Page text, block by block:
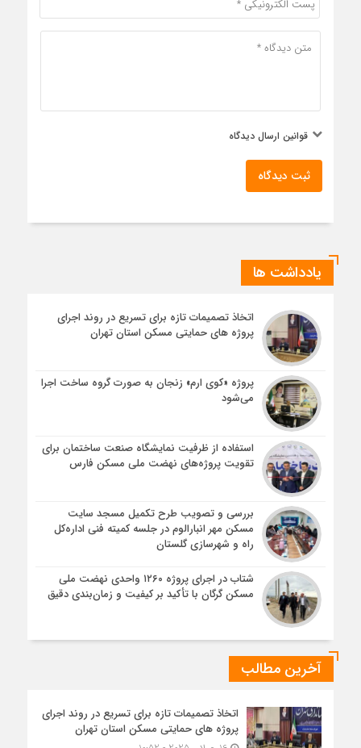
قوانین ارسال دیدگاه
ثبت دیدگاه
یادداشت ها
اتخاذ تصمیمات تازه برای تسریع در روند اجرای
پروژه های حمایتی مسکن استان تهران
پروژه «کوی ارم» زنجان به صورت گروه ساخت اجرا
می‌شود
استفاده از ظرفیت نمایشگاه صنعت ساختمان برای
تقویت پروژه‌های نهضت ملی مسکن فارس
بررسی و تصویب طرح تکمیل مسجد سایت
مسکن مهر انبارالوم در جلسه کمیته فنی اداره‌کل
راه و شهرسازی گلستان
شتاب در اجرای پروژه ۱۲۶۰ واحدی نهضت ملی
مسکن گرگان با تأکید بر کیفیت و زمان‌بندی دقیق
آخرین مطالب
اتخاذ تصمیمات تازه برای تسریع در روند اجرای
پروژه های حمایتی مسکن استان تهران